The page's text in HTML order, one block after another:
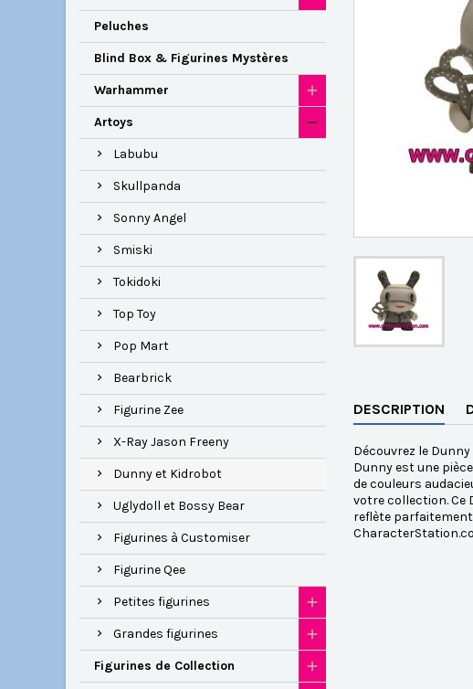
Peluches
Blind Box & Figurines Mystères
Warhammer
Artoys
Labubu
Skullpanda
Sonny Angel
Smiski
Tokidoki
Top Toy
Pop Mart
Bearbrick
Figurine Zee
X-Ray Jason Freeny
Dunny et Kidrobot
Uglydoll et Bossy Bear
Figurines à Customiser
Figurine Qee
Petites figurines
Grandes figurines
Figurines de Collection
DESCRIPTION
Découvrez le
Dunny est une
de couleurs
votre collection. Ce
reflète